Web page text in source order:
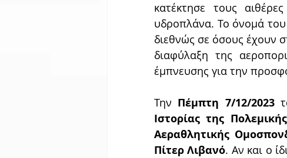
κατέκτησε τους
υδροπλάνα. Το όνομά του
διεθνώς σε όσους έχουν
διαφύλαξη της
έμπνευσης για την
Την Πέμπτη 7/12/2023
Ιστορίας της
Αεραθλητικής
Πίτερ Λιβανό. Αν και ο